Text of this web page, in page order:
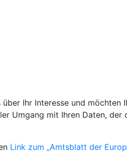
Ihr Interesse und möchten
Umgang mit Ihren Daten, der
Link zum „Amtsblatt der